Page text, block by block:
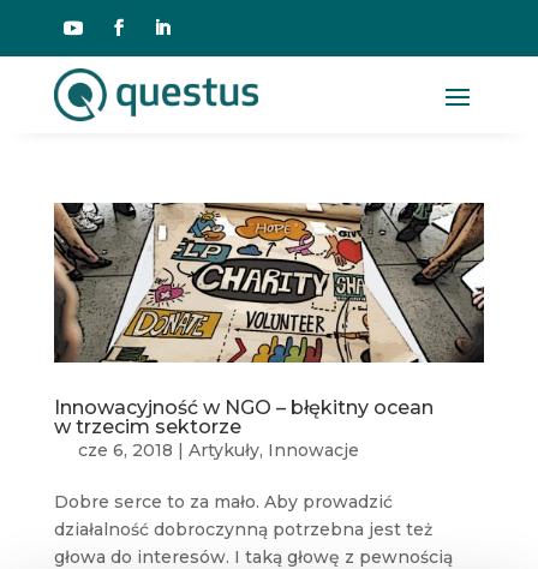
Innowacyjność w NGO – błękitny ocean
w trzecim sektorze
cze 6, 2018 | Artykuły, Innowacje
Dobre serce to za mało. Aby prowadzić
działalność dobroczynną potrzebna jest też
głowa do interesów. I taką głowę z pewnością